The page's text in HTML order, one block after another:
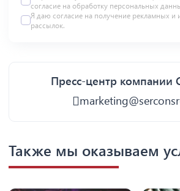
согласие на обработку персональных
Я даю согласие на получение рекламных
рассылок.
Пресс-центр компании
Также мы оказываем